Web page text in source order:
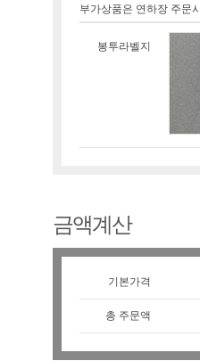
부가상품은 연하장 주문
봉투라벨지
금액계산
기본가격
총 주문액